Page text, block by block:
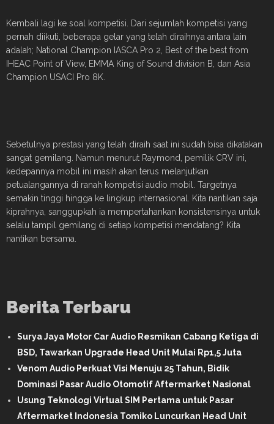
Kembali lagi ke soal kompetisi. Dari sejumlah kompetisi yang
pernah diikuti, beberapa gelar yang telah diraihnya antara lain
adalah; National Champion IASCA Pro 2, Best of the best from
IHEAC Point of View, EMMA King of Sound division B, dan Asia
Champion USACI Pro 8K.
Sebetulnya prestasi yang telah diraih saat ini sudah bisa dikatakan
sangat gemilang. Namun menurut Raymond, pemilik CRV ini,
kedepannya mobil ini masih akan terus melanjutkan
petualangannya di ranah kompetisi audio mobil. Targetnya
semakin tinggi hingga ke lingkup internasional. Kita nantikan saja
kiprahnya, sanggupkah ia mempertahankan konsistensinya untuk
selalu tampil gemilang di setiap kompetisi mendatang? Kita
nantikan bersama.
Berita Terbaru
Surya Jaya Motor Car Audio Resmikan Cabang Ketiga di
BSD, Tawarkan Upgrade Head Unit Mulai Rp1,5 Juta
Venom Audio Perkuat Visi Menuju 25 Tahun, Bidik
Dominasi Pasar Audio Otomotif Aftermarket Nasional
Usung Teknologi Virtual SIM Pertama untuk Pasar
Aftermarket Indonesia Tomiko Luncurkan Head Unit